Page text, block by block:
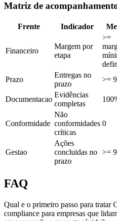
Matriz de
Frente Indicador
Financeiro
Margem por
etapa
>=
Prazo
Entregas no
prazo
>=
Documentacao
Evidências
completas
Conformidade
Não
conformidades
críticas
0
Gestao
Ações
concluidas no
prazo
>=
FAQ
Qual e o primeiro passo para tratar
compliance para empresas que